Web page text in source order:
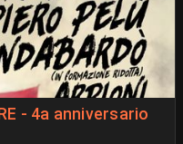
- 4a anniversario